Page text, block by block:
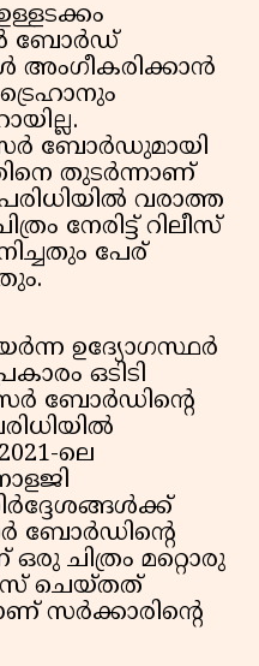
ബോർഡ്
അംഗീകരിക്കാൻ
ബോർഡുമായി
തുടർന്നാണ്
വരാത്ത
നേരിട്ട് റിലീസ്
പേര്
ഉദ്യോഗസ്ഥർ
ഒടിടി
ബോർഡിന്റെ
ലെ
ബോർഡിന്റെ
ഒരു ചിത്രം മറ്റൊരു
ചെയ്തത്
സർക്കാരിന്റെ